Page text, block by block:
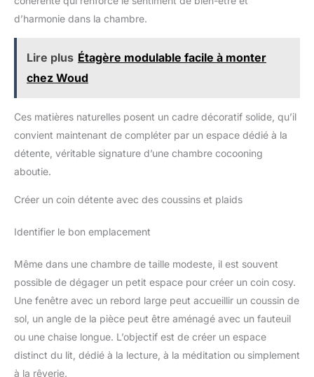
détendre en plein air, garantissant une expérience de
rapide, accessible à tous les utilisateurs sans compétences
spécialisées, entretien aisé grâce à son design pratique, le
fauteuil s’intègre harmonieusement à tout style d’aménagement
intérieur et extérieur, ajoutant une touche de confort et
d’harmonie dans la chambre.
Lire plus Étagère modulable facile à monter
chez Woud
Ces matières naturelles posent un cadre décoratif solide, qu’il
convient maintenant de compléter par un espace dédié à la
détente, véritable signature d’une chambre cocooning
aboutie.
Créer un coin détente avec des coussins et plaids
Identifier le bon emplacement
Même dans une chambre de taille modeste, il est souvent
possible de dégager un petit espace pour créer un coin cosy.
Une fenêtre avec un rebord large peut accueillir un coussin de
sol, un angle de la pièce peut être aménagé avec un fauteuil
ou une chaise longue. L’objectif est de créer un espace
distinct du lit, dédié à la lecture, à la méditation ou simplement
à la rêverie.